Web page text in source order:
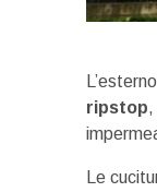
ripstop,
Le